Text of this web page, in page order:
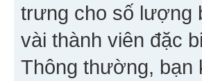
trưng cho số lượng
vài thành viên đặc
Thông thường, bạn